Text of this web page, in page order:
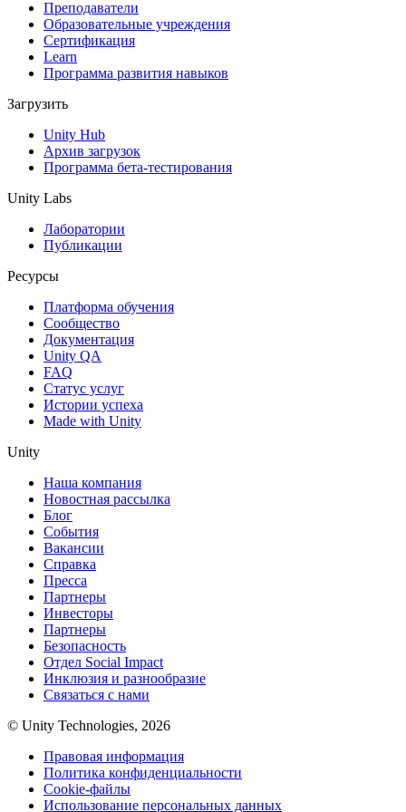
XR-игры
Запускайте XR-игры на разных платформах
Упрощенное создание многопользовательских игр
Преподаватели
Образовательные учреждения
Сертификация
Learn
Программа развития навыков
Загрузить
Unity Hub
Архив загрузок
Программа бета-тестирования
Unity Labs
Лаборатории
Публикации
Ресурсы
Платформа обучения
Сообщество
Документация
Unity QA
FAQ
Статус услуг
Истории успеха
Made with Unity
Unity
Наша компания
Новостная рассылка
Блог
События
Вакансии
Справка
Пресса
Партнеры
Инвесторы
Партнеры
Безопасность
Отдел Social Impact
Инклюзия и разнообразие
Связаться с нами
© Unity Technologies, 2026
Правовая информация
Политика конфиденциальности
Cookie-файлы
Использование персональных данных